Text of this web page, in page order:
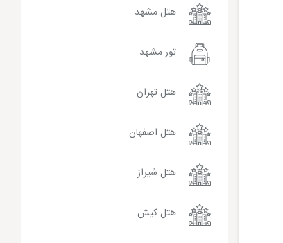
هتل مشهد
تور مشهد
هتل تهران
هتل اصفهان
هتل شیراز
هتل کیش